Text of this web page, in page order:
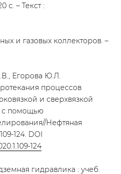
с. – Текст :
и газовых коллекторов. –
Егорова Ю.Л.
процессов
и сверхвязкой
с помощью
Нефтяная
124. DOI
124
гидравлика : учеб.